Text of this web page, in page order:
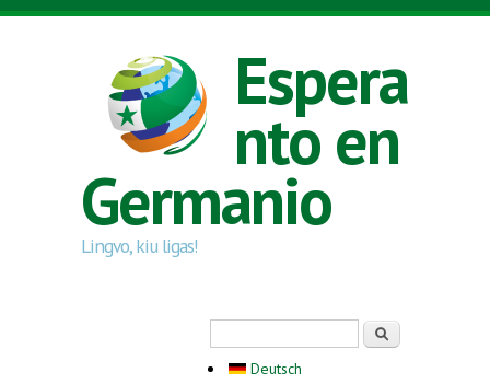
Skip to main content
Espera
nto en
Germanio
Lingvo, kiu ligas!
Deutsch